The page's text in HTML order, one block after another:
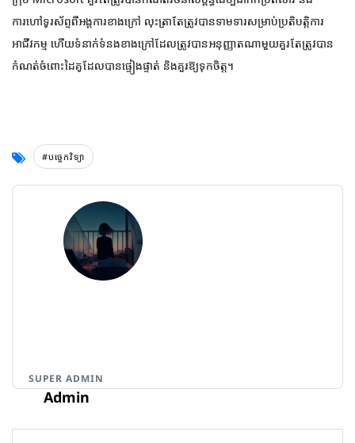
ការហៅទូរស័ព្ទពីអង្គការខាងក្រៅ លុះត្រាតែត្រូវបានទាមទារសម្រាប់ប្រតិបត្តិការ
អាជីវកម្ម ហើយទំនាក់ទំនងខាងក្រៅដែលត្រូវបានអនុញ្ញាតណាមួយគួរតែត្រូវបាន
កំណត់ចំពោះដៃគូដែលបានផ្ទៀងផ្ទាត់ និងគួរឱ្យទុកចិត្ត។
#បច្ចេកវិទ្យា
SUPER ADMIN
Admin